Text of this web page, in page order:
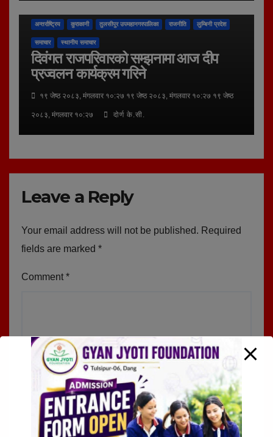
अन्तर्राष्ट्रिय कुराकानी तुलसीपुर उपमहानगरपालिका राजनीति लुम्बिनी प्रदेश
समाचार स्थानीय समाचार
दिवंगत राजपरिवारको सम्झनामा आज दीप
प्रज्वलन कार्यक्रम गरिने
१९ जेष्ठ २०८३, मंगलवार १०:२७ १९ जेष्ठ २०८३, मंगलवार १०:२७ १९ जेष्ठ
२०८३, मंगलवार १०:२७ दोर्ण के.सी.
Leave a Reply
Your email address will not be published. Required
fields are marked *
Comment *